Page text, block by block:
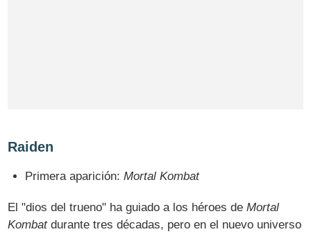
Raiden
Primera aparición:Mortal Kombat
El "dios del trueno" ha guiado a los héroes deMortal
Kombatdurante tres décadas, pero en el nuevo universo